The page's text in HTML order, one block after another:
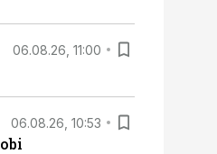
06.08.26, 11:00
06.08.26, 10:53